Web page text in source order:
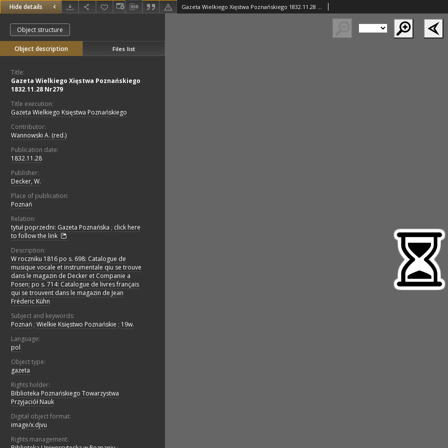
Hide details Gazeta Wielkiego Xięstwa Poznańskiego 1832.11.28 Nr279
Object structure
Object description Files list
Title:
Gazeta Wielkiego Xięstwa Poznańskiego
1832.11.28 Nr279
Title execution:
Gazeta Wielkiego Księstwa Poznańskiego
Contributor:
Wannowski A. (red.)
Publication date:
1832.11.28
Publisher:
Decker, W.
Place of publication:
Poznań
Relation:
tytuł poprzedni: Gazeta Poznańska ; click here
to follow the link
Description:
W roczniku 1816 po s. 698: Catalogue de
musique vocale et instrumentale qiu se trouve
dans le magazin de Decker et Companie a
Posen; po s. 714: Catalogue de livres français
qui se trouvent dans le magazin de Jean
Fréderic Kühn
Subject and keywords:
Poznań ; Wielkie Księstwo Poznańskie ; 19w.
Language:
pol
Object type:
gazeta
Rights holder:
Biblioteka Poznańskiego Towarzystwa
Przyjaciół Nauk
Digital object format:
image/x.djvu
Rights management: